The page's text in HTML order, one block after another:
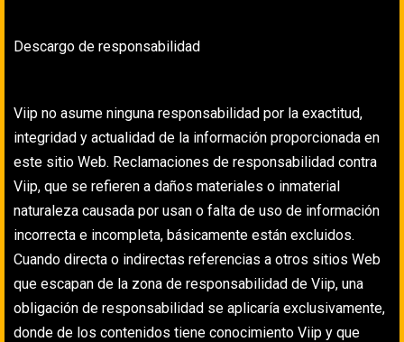
Descargo de responsabilidad
Viip no asume ninguna responsabilidad por la exactitud,
integridad y actualidad de la información proporcionada en
este sitio Web. Reclamaciones de responsabilidad contra
Viip, que se refieren a daños materiales o inmaterial
naturaleza causada por usan o falta de uso de información
incorrecta e incompleta, básicamente están excluidos.
Cuando directa o indirectas referencias a otros sitios Web
que escapan de la zona de responsabilidad de Viip, una
obligación de responsabilidad se aplicaría exclusivamente,
donde de los contenidos tiene conocimiento Viip y que